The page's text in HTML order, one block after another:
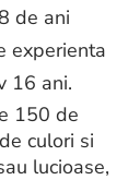
de ani
experienta
16 ani.
150 de
culori si
lucioase,